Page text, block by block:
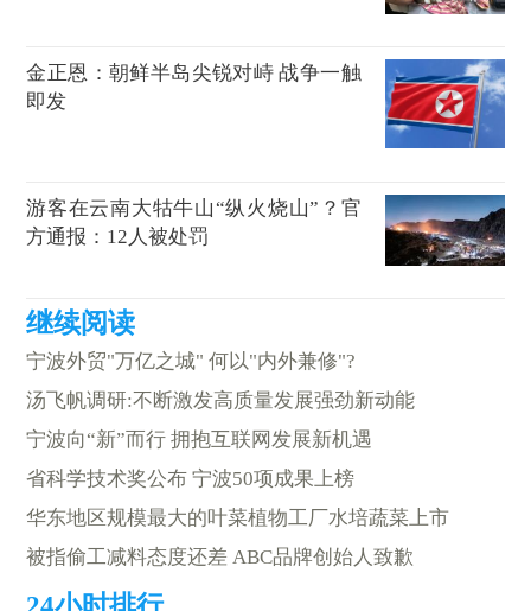
金正恩：朝鲜半岛尖锐对峙 战争一触
即发
游客在云南大牯牛山“纵火烧山”？官
方通报：12人被处罚
宁波外贸"万亿之城" 何以"内外兼修"?
汤飞帆调研:不断激发高质量发展强劲新动能
宁波向“新”而行 拥抱互联网发展新机遇
省科学技术奖公布 宁波50项成果上榜
华东地区规模最大的叶菜植物工厂水培蔬菜上市
被指偷工减料态度还差 ABC品牌创始人致歉